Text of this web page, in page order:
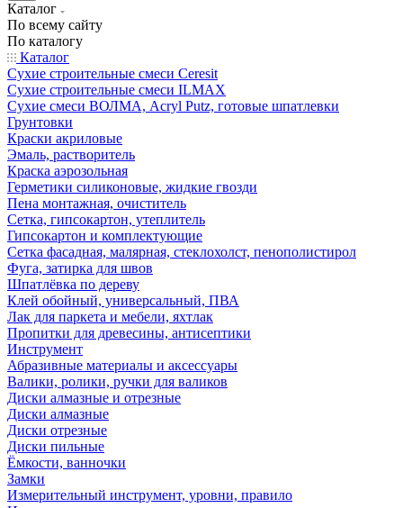
Каталог
По всему сайту
По каталогу
Каталог
Сухие строительные смеси Ceresit
Сухие строительные смеси ILMAX
Сухие смеси ВОЛМА, Acryl Putz, готовые шпатлевки
Грунтовки
Краски акриловые
Эмаль, растворитель
Краска аэрозольная
Герметики силиконовые, жидкие гвозди
Пена монтажная, очиститель
Сетка, гипсокартон, утеплитель
Гипсокартон и комплектующие
Сетка фасадная, малярная, стеклохолст, пенополистирол
Фуга, затирка для швов
Шпатлёвка по дереву
Клей обойный, универсальный, ПВА
Лак для паркета и мебели, яхтлак
Пропитки для древесины, антисептики
Инструмент
Абразивные материалы и аксессуары
Валики, ролики, ручки для валиков
Диски алмазные и отрезные
Диски алмазные
Диски отрезные
Диски пильные
Ёмкости, ванночки
Замки
Измерительный инструмент, уровни, правило